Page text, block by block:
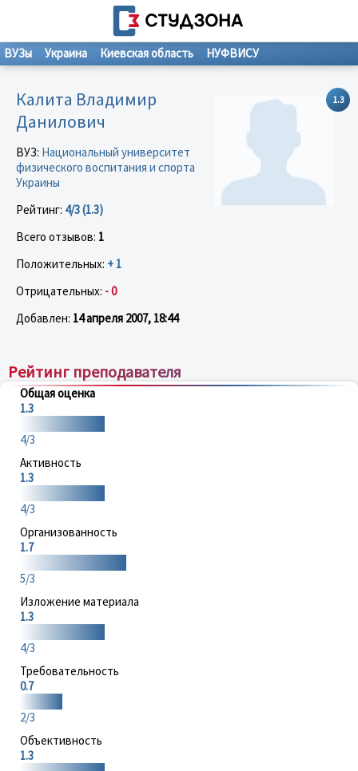
ВУЗы Украина Киевская область НУФВИСУ
1.3
Калита Владимир
Данилович
ВУЗ: Национальный университет
физического воспитания и спорта
Украины
Рейтинг: 4/3 (1.3)
Всего отзывов: 1
Положительных: + 1
Отрицательных: - 0
Добавлен: 14 апреля 2007, 18:44
Рейтинг преподавателя
Общая оценка
1.3
4/3
Активность
1.3
4/3
Организованность
1.7
5/3
Изложение материала
1.3
4/3
Требовательность
0.7
2/3
Объективность
1.3